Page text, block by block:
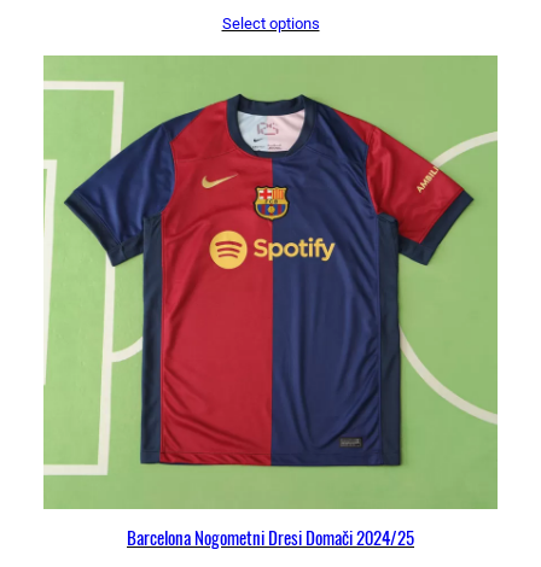
Select options
Barcelona Nogometni Dresi Domači 2024/25